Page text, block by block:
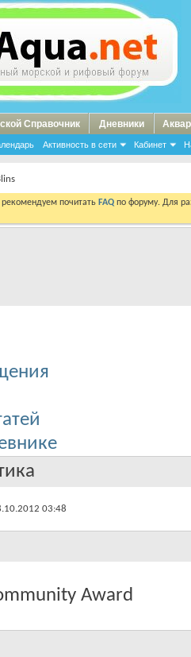
Активность в сети Кабинет
Справочник Дневники
почитать FAQ по форуму. Для
03:48
Award